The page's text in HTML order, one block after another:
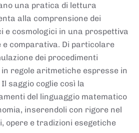
una pratica di lettura
alla comprensione dei
e cosmologici in una prospettiva
comparativa. Di particolare
dei procedimenti
regole aritmetiche espresse in
saggio coglie così la
del linguaggio matematico
inserendoli con rigore nel
opere e tradizioni esegetiche